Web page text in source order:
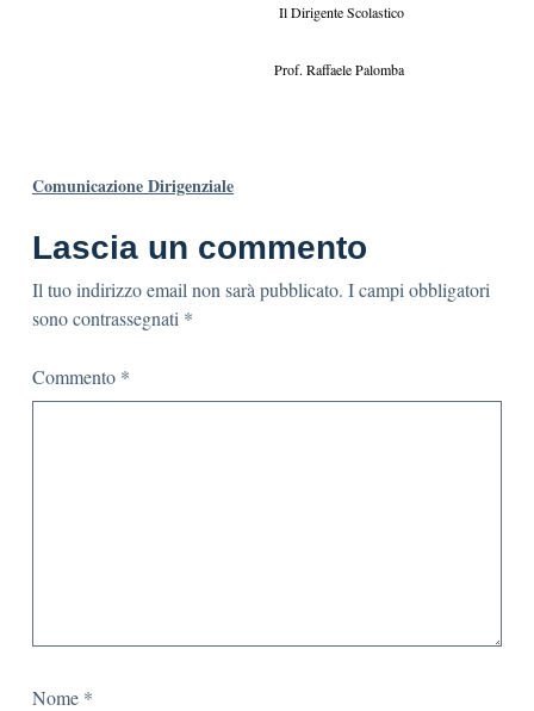
Il Dirigente Scolastico
Prof. Raffaele Palomba
Comunicazione Dirigenziale
Lascia un commento
Il tuo indirizzo email non sarà pubblicato. I campi obbligatori
sono contrassegnati *
Commento *
Nome *